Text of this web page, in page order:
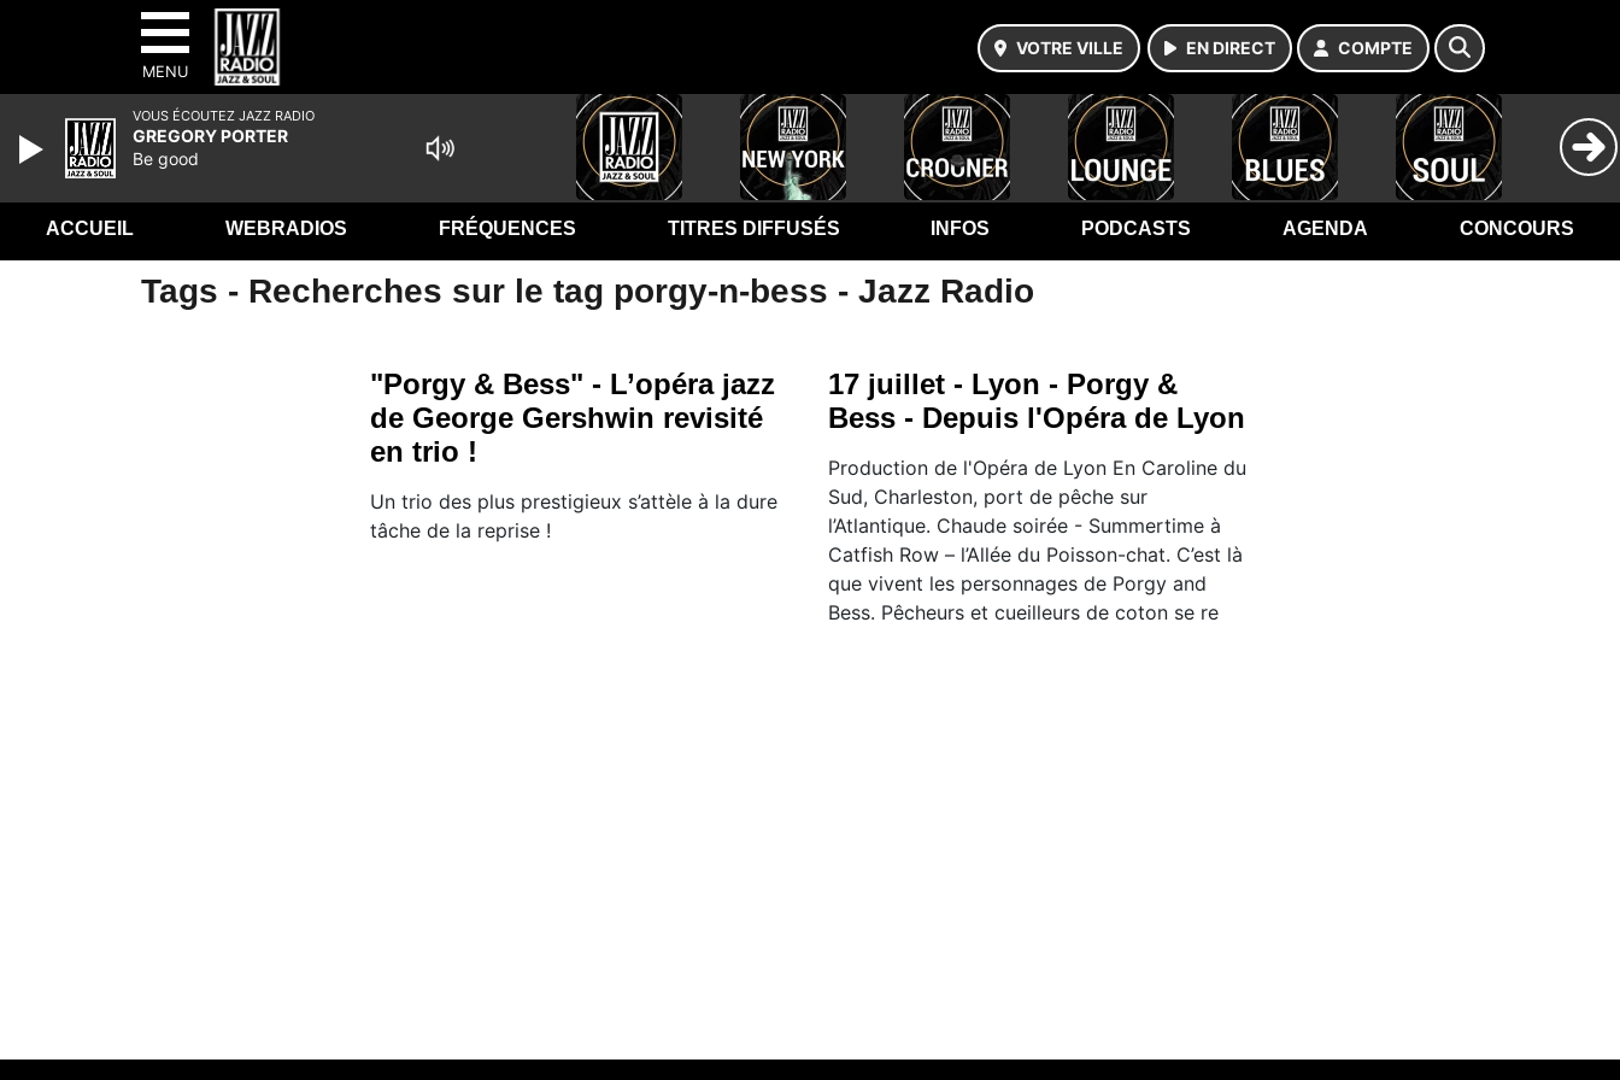
MENU
VOTRE VILLE EN DIRECT COMPTE
ACCUEIL WEBRADIOS FRÉQUENCES TITRES DIFFUSÉS INFOS PODCASTS AGENDA CONCOURS
Tags - Recherches sur le tag porgy-n-bess - Jazz Radio
"Porgy & Bess" - L’opéra jazz
de George Gershwin revisité
en trio !
Un trio des plus prestigieux s’attèle à la dure
tâche de la reprise !
17 juillet - Lyon - Porgy &
Bess - Depuis l'Opéra de Lyon
Production de l'Opéra de Lyon En Caroline du
Sud, Charleston, port de pêche sur
l’Atlantique. Chaude soirée - Summertime à
Catfish Row – l’Allée du Poisson-chat. C’est là
que vivent les personnages de Porgy and
Bess. Pêcheurs et cueilleurs de coton se re
VOUS ÉCOUTEZ JAZZ RADIO
GREGORY PORTER
Be good